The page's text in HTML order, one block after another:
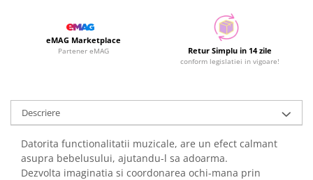
eMAG Marketplace
Partener eMAG Retur Simplu in 14 zile
conform legislatiei in vigoare!
Descriere
Datorita functionalitatii muzicale, are un efect calmant
asupra bebelusului, ajutandu-l sa adoarma.
Dezvolta imaginatia si coordonarea ochi-mana prin